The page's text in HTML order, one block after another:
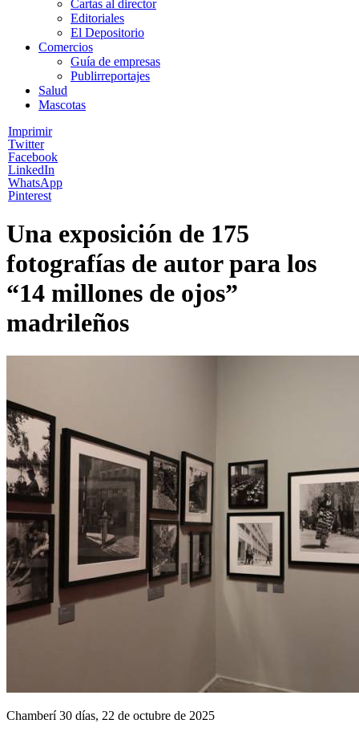
Cartas al director
Editoriales
El Depositorio
Comercios
Guía de empresas
Publirreportajes
Salud
Mascotas
Imprimir
Twitter
Facebook
LinkedIn
WhatsApp
Pinterest
Una exposición de 175
fotografías de autor para los
“14 millones de ojos”
madrileños
Chamberí 30 días, 22 de octubre de 2025